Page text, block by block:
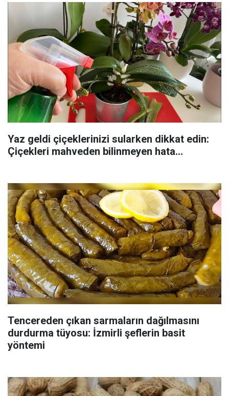
Yaz geldi çiçeklerinizi sularken dikkat edin:
Çiçekleri mahveden bilinmeyen hata...
Tencereden çıkan sarmaların dağılmasını
durdurma tüyosu: İzmirli şeflerin basit
yöntemi